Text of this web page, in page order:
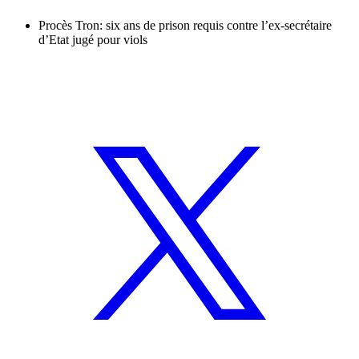
Procès Tron: six ans de prison requis contre l’ex-secrétaire
d’Etat jugé pour viols